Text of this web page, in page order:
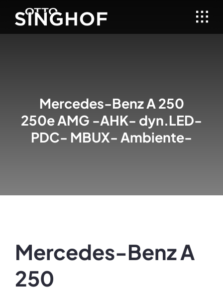
content
Mercedes-BenzA 250
250e AMG -AHK- dyn.LED-
PDC- MBUX- Ambiente-
Mercedes-BenzA
250